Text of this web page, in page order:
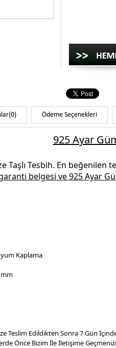
(0) Ödeme Seçenekleri
925 Ayar
Taşlı Tesbih. En beğenilen
garanti belgesi ve925 Ayar
Kaplama
mm
Teslim Edildikten Sonra 7 Gün
Önce Bizim İle İletişime